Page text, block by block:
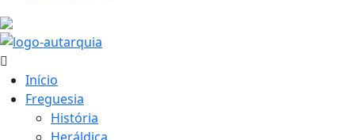
Início
Freguesia
História